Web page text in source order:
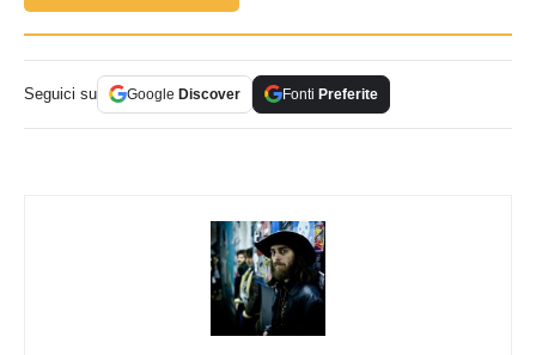
Seguici su Google Discover Fonti Preferite